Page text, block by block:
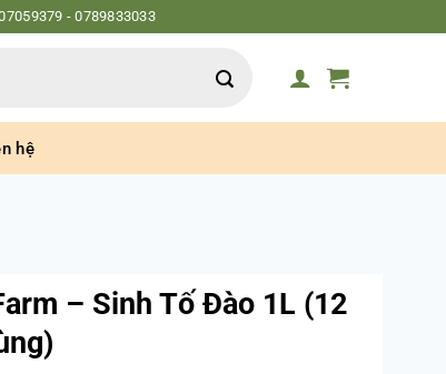
- 0789833033
hệ
– Sinh Tố Đào 1L (12